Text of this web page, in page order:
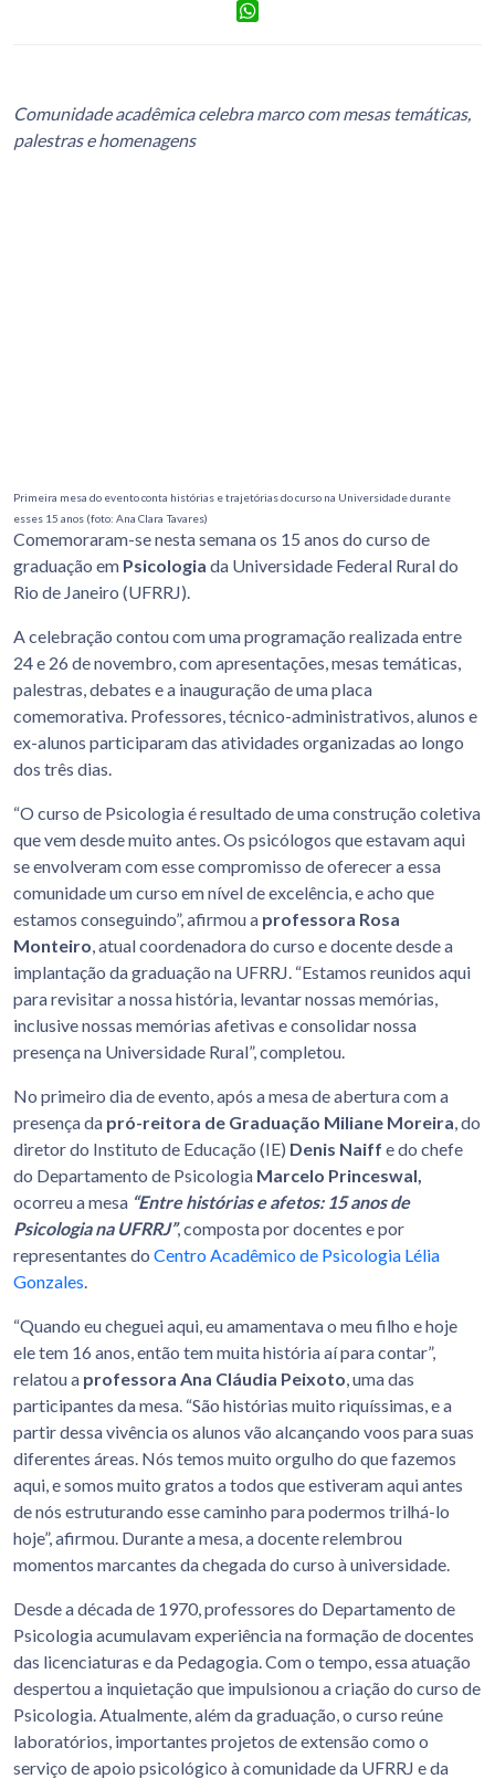
Facebook
Comunidade acadêmica celebra marco com mesas temáticas,
palestras e homenagens
Primeira mesa do evento conta histórias e trajetórias do curso na Universidade durante
esses 15 anos (foto: Ana Clara Tavares)
Comemoraram-se nesta semana os 15 anos do curso de
graduação em Psicologia da Universidade Federal Rural do
Rio de Janeiro (UFRRJ).
A celebração contou com uma programação realizada entre
24 e 26 de novembro, com apresentações, mesas temáticas,
palestras, debates e a inauguração de uma placa
comemorativa. Professores, técnico-administrativos, alunos e
ex-alunos participaram das atividades organizadas ao longo
dos três dias.
“O curso de Psicologia é resultado de uma construção coletiva
que vem desde muito antes. Os psicólogos que estavam aqui
se envolveram com esse compromisso de oferecer a essa
comunidade um curso em nível de excelência, e acho que
estamos conseguindo”, afirmou a professora Rosa
Monteiro , atual coordenadora do curso e docente desde a
implantação da graduação na UFRRJ. “Estamos reunidos aqui
para revisitar a nossa história, levantar nossas memórias,
inclusive nossas memórias afetivas e consolidar nossa
presença na Universidade Rural”, completou.
No primeiro dia de evento, após a mesa de abertura com a
presença da pró-reitora de Graduação Miliane Moreira , do
diretor do Instituto de Educação (IE) Denis Naiff e do chefe
do Departamento de Psicologia Marcelo Princeswal,
ocorreu a mesa “Entre histórias e afetos: 15 anos de
Psicologia na UFRRJ”, composta por docentes e por
representantes do Centro Acadêmico de Psicologia Lélia
Gonzales
“Quando eu cheguei aqui, eu amamentava o meu filho e hoje
ele tem 16 anos, então tem muita história aí para contar”,
relatou a professora Ana Cláudia Peixoto , uma das
participantes da mesa. “São histórias muito riquíssimas, e a
partir dessa vivência os alunos vão alcançando voos para suas
diferentes áreas. Nós temos muito orgulho do que fazemos
aqui, e somos muito gratos a todos que estiveram aqui antes
de nós estruturando esse caminho para podermos trilhá-lo
hoje”, afirmou. Durante a mesa, a docente relembrou
momentos marcantes da chegada do curso à universidade.
Desde a década de 1970, professores do Departamento de
Psicologia acumulavam experiência na formação de docentes
das licenciaturas e da Pedagogia. Com o tempo, essa atuação
despertou a inquietação que impulsionou a criação do curso de
Psicologia. Atualmente, além da graduação, o curso reúne
laboratórios, importantes projetos de extensão como o
serviço de apoio psicológico à comunidade da UFRRJ e da